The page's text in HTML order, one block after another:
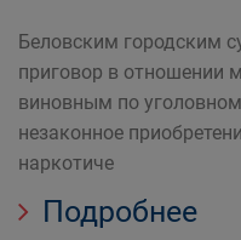
Беловским городским
приговор в отношении
виновным по
незаконное
наркотиче
Подробнее